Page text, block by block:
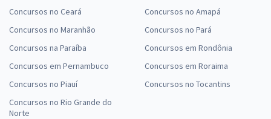
Concursos no Ceará
Concursos no Maranhão
Concursos na Paraíba
Concursos em Pernambuco
Concursos no Piauí
Concursos no Rio Grande do
Norte
Concursos no Amapá
Concursos no Pará
Concursos em Rondônia
Concursos em Roraima
Concursos no Tocantins